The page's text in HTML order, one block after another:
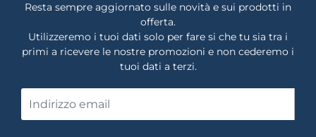
Resta sempre aggiornato sulle novità e sui prodotti in
offerta.
Utilizzeremo i tuoi dati solo per fare si che tu sia tra i
primi a ricevere le nostre promozioni e non cederemo i
tuoi dati a terzi.